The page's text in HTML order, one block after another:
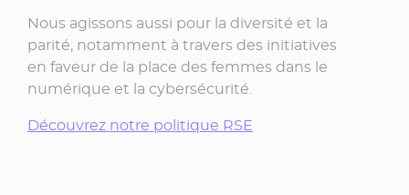
Nous agissons aussi pour la diversité et la
parité, notamment à travers des initiatives
en faveur de la place des femmes dans le
numérique et la cybersécurité.
Découvrez notre politique RSE